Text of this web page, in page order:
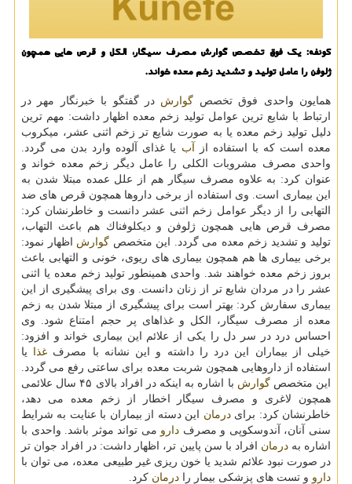
كونفه: یك فوق تخصص گوارش مصرف سیگار، الكل و قرص هایی همچون
ژلوفن را عامل تولید و تشدید زخم معده خواند.
همایون واحدی فوق تخصص گوارش در گفتگو با خبرنگار مهر در
ارتباط با شایع ترین عوامل تولید زخم معده اظهار داشت: مهم ترین
دلیل تولید زخم معده یا به صورت شایع تر زخم اثنی عشر، میكروب
معده است كه با استفاده از آب یا غذای آلوده وارد بدن می گردد.
واحدی مصرف مشروبات الكلی را عامل دیگر زخم معده خواند و
عنوان كرد: به علاوه مصرف سیگار هم از علل عمده مبتلا شدن به
این بیماری است. وی استفاده از برخی داروها همچون قرص های ضد
التهابی را از دیگر عوامل زخم اثنی عشر دانست و خاطرنشان كرد:
مصرف قرص هایی همچون ژلوفن و دیكلوفناك هم باعث التهاب،
تولید و تشدید زخم معده می گردد. این متخصص گوارش اظهار نمود:
برخی بیماری ها هم همچون بیماری های ریوی، خونی و التهابی باعث
بروز زخم معده خواهند شد. واحدی همینطور تولید زخم معده یا اثنی
عشر را در مردان شایع تر از زنان دانست. وی برای پیشگیری از این
بیماری سفارش كرد: بهتر است برای پیشگیری از مبتلا شدن به زخم
معده از مصرف سیگار، الكل و غذاهای پر حجم امتناع شود. وی
احساس درد در سر دل را یكی از علائم این بیماری خواند و افزود:
خیلی از بیماران این درد را داشته و این نشانه با مصرف غذا یا
استفاده از داروهایی همچون شربت معده برای ساعتی رفع می گردد.
این متخصصگوارش
با اشاره به اینكه در افراد بالای ۴۵ سال علائمی
همچون لاغری و مصرف سیگار اخطار از زخم معده می دهد،
خاطرنشان كرد: برایدرمان این دسته از بیماران با عنایت به شرایط
سنی آنان، آندوسكوپی و مصرف دارو می تواند موثر باشد. واحدی با
اشاره بهدرمان افراد با سن پایین تر، اظهار داشت: در افراد جوان تر
در صورت نبود علائم شدید یا خون ریزی غیر طبیعی معده، می توان با
دارو و تست های پزشكی بیمار را درمان كرد.